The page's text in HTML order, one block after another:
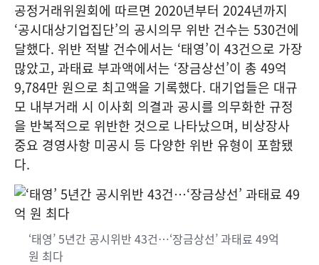
공정거래위원회에 따르면 2020년부터 2024년까지
‘공시대상기업집단’의 공시의무 위반 건수는 530건에
달했다. 위반 적발 건수에서는 ‘태영’이 43건으로 가장
많았고, 과태료 부과액에서는 ‘장금상선’이 총 49억
9,784만 원으로 최고액을 기록했다. 대기업들은 대규
모 내부거래 시 이사회 의결과 공시를 의무화한 규정
을 반복적으로 위반한 것으로 나타났으며, 비상장사
중요 경영사항 미공시 등 다양한 위반 유형이 포함됐
다.
‘태영’ 5년간 공시위반 43건…‘장금상선’ 과태료 49억
원 최다